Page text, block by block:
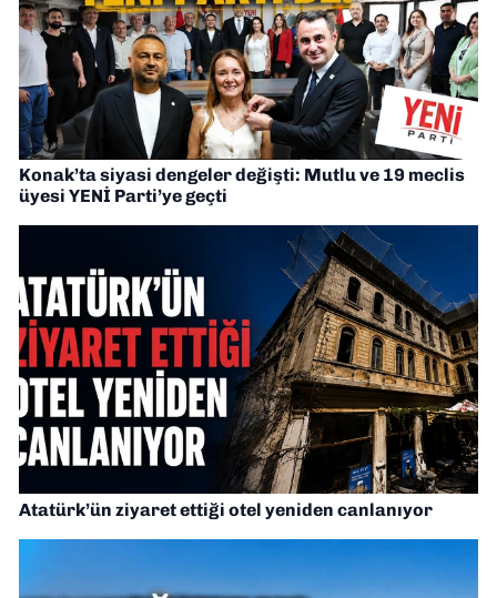
Konak’ta siyasi dengeler değişti: Mutlu ve 19 meclis
üyesi YENİ Parti’ye geçti
Atatürk’ün ziyaret ettiği otel yeniden canlanıyor